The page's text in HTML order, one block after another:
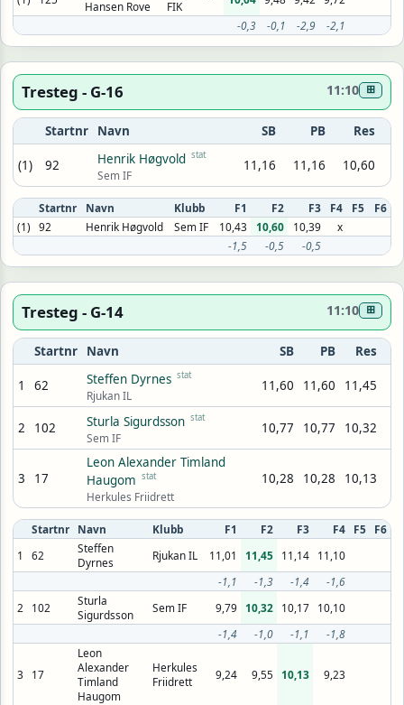
Hansen Rove
FIK
-0,3
-0,1 -2,9 -2,1
Tresteg - G-16 11:10 ⊞
Startnr Navn SB PB Res
(1) 92 Henrik Høgvold stat
Sem IF
11,16 11,16 10,60
Startnr Navn Klubb F1 F2 F3 F4 F5
F6
(1)
92 Henrik Høgvold Sem IF 10,43 10,60 10,39
x
-1,5
-0,5 -0,5
Tresteg - G-14 11:10 ⊞
Startnr Navn SB PB Res
1 62 Steffen Dyrnes stat
Rjukan IL
11,60 11,60 11,45
2 102 Sturla Sigurdsson stat
Sem IF
10,77 10,77 10,32
3 17
Leon Alexander Timland
Haugom stat
Herkules Friidrett
10,28 10,28 10,13
Startnr Navn Klubb F1 F2 F3 F4 F5
F6
1
62
Steffen
Dyrnes
Rjukan IL 11,01 11,45 11,14
11,10
-1,1
-1,3 -1,4
-1,6
2
102
Sturla
Sigurdsson
Sem IF 9,79 10,32 10,17
10,10
-1,4
-1,0 -1,1 -1,8
3 17
Leon
Alexander
Timland
Haugom
Herkules
Friidrett
9,24 9,55 10,13 9,23